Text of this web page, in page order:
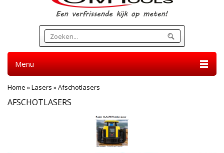
Menu
Home »Lasers »Afschotlasers
AFSCHOTLASERS